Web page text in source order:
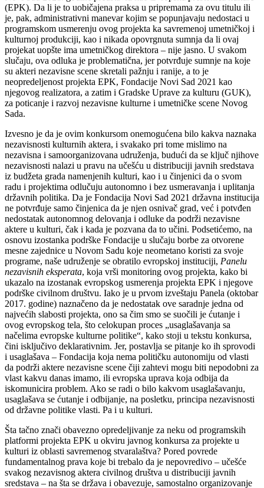
(EPK). Da li je to uobičajena praksa u pripremama za ovu titulu ili
je, pak, administrativni manevar kojim se popunjavaju nedostaci u
programskom usmerenju ovog projekta ka savremenoj umetničkoj i
kulturnoj produkciji, kao i nikada opovrgnuta sumnja da li ovaj
projekat uopšte ima umetničkog direktora – nije jasno. U svakom
slučaju, ova odluka je problematična, jer potvrđuje sumnje na koje
su akteri nezavisne scene skretali pažnju i ranije, a to je
neopredeljenost projekta EPK, Fondacije Novi Sad 2021 kao
njegovog realizatora, a zatim i Gradske Uprave za kulturu (GUK),
za poticanje i razvoj nezavisne kulturne i umetničke scene Novog
Sada.
Izvesno je da je ovim konkursom onemogućena bilo kakva naznaka
nezavisnosti kulturnih aktera, i svakako pri tome mislimo na
nezavisna i samoorganizovana udruženja, budući da se ključ njihove
nezavisnosti nalazi u pravu na učešću u distribuciji javnih sredstava
iz budžeta grada namenjenih kulturi, kao i u činjenici da o svom
radu i projektima odlučuju autonomno i bez usmeravanja i uplitanja
državnih politika. Da je Fondacija Novi Sad 2021 državna institucija
ne potvrđuje samo činjenica da je njen osnivač grad, već i potvđen
nedostatak autonomnog delovanja i odluke da podrži nezavisne
aktere u kulturi, čak i kada je pozvana da to učini. Podsetićemo, na
osnovu izostanka podrške Fondacije u slučaju borbe za otvorene
mesne zajednice u Novom Sadu koje neometano koristi za svoje
programe, naše udruženje se obratilo evropskoj instituciji, Panelu
nezavisnih eksperata, koja vrši monitoring ovog projekta, kako bi
ukazalo na izostanak evropskog usmerenja projekta EPK i njegove
podrške civilnom društvu. Iako je u prvom izveštaju Panela (oktobar
2017. godine) naznačeno da je nedostatak ove saradnje jedna od
najvećih slabosti projekta, ono sa čim smo se suočili je ćutanje i
ovog evropskog tela, što celokupan proces „usaglašavanja sa
načelima evropske kulturne politike“, kako stoji u tekstu konkursa,
čini isključivo deklarativnim. Jer, postavlja se pitanje ko ih sprovodi
i usaglašava – Fondacija koja nema političku autonomiju od vlasti
da podrži aktere nezavisne scene čiji zahtevi mogu biti nepodobni za
vlast kakvu danas imamo, ili evropska uprava koja odbija da
iskomunicira problem. Ako se radi o bilo kakvom usaglašavanju,
usaglašava se ćutanje i odbijanje, na posletku, principa nezavisnosti
od državne politike vlasti. Pa i u kulturi.
Šta tačno znači obavezno opredeljivanje za neku od programskih
platformi projekta EPK u okviru javnog konkursa za projekte u
kulturi iz oblasti savremenog stvaralaštva? Pored povrede
fundamentalnog prava koje bi trebalo da je nepovredivo – učešće
svakog nezavisnog aktera civilnog društva u distribuciji javnih
sredstava – na šta se država i obavezuje, samostalno organizovanje